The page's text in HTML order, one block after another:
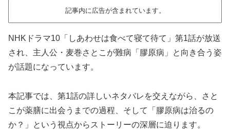
記事内に広告が含まれています。
NHKドラマ10「しあわせは食べて寝て待て」第1話が放送
され、主人公・麦巻さとこが難病「膠原病」と向き合う姿
が話題になっています。
本記事では、第1話の詳しいネタバレを交えながら、さと
こが薬膳に出会うまでの過程、そして「膠原病は治るの
か？」という視点からストーリーの深層に迫ります。